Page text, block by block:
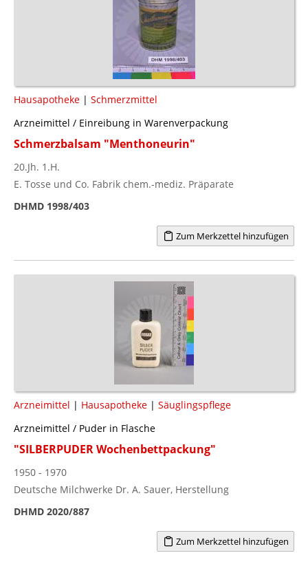
Hausapotheke | Schmerzmittel
Arzneimittel / Einreibung in Warenverpackung
Schmerzbalsam "Menthoneurin"
20.Jh. 1.H.
E. Tosse und Co. Fabrik chem.-mediz. Präparate
DHMD 1998/403
Zum Merkzettel hinzufügen
Arzneimittel | Hausapotheke | Säuglingspflege
Arzneimittel / Puder in Flasche
"SILBERPUDER Wochenbettpackung"
1950 - 1970
Deutsche Milchwerke Dr. A. Sauer, Herstellung
DHMD 2020/887
Zum Merkzettel hinzufügen